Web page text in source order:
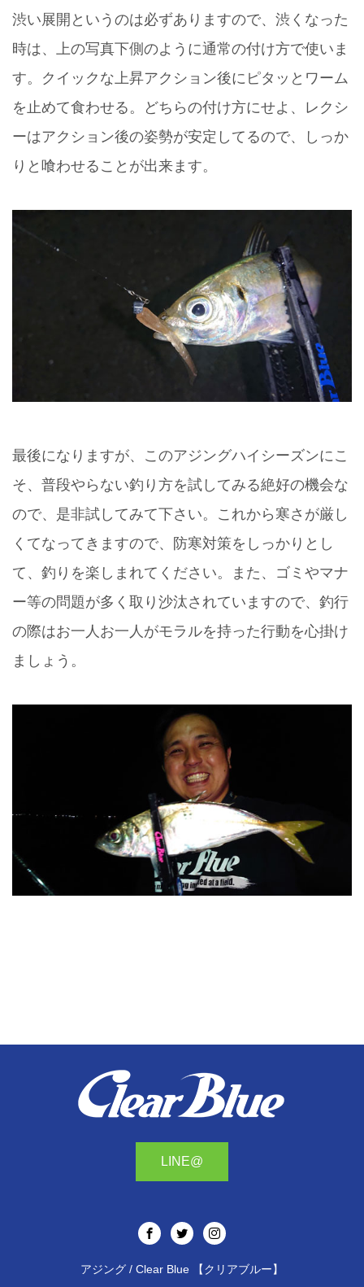
渋い展開というのは必ずありますので、渋くなった
時は、上の写真下側のように通常の付け方で使いま
す。クイックな上昇アクション後にピタッとワーム
を止めて食わせる。どちらの付け方にせよ、レクシ
ーはアクション後の姿勢が安定してるので、しっか
りと喰わせることが出来ます。
最後になりますが、このアジングハイシーズンにこ
そ、普段やらない釣り方を試してみる絶好の機会な
ので、是非試してみて下さい。これから寒さが厳し
くてなってきますので、防寒対策をしっかりとし
て、釣りを楽しまれてください。また、ゴミやマナ
ー等の問題が多く取り沙汰されていますので、釣行
の際はお一人お一人がモラルを持った行動を心掛け
ましょう。
LINE@
アジング / Clear Blue 【クリアブルー】